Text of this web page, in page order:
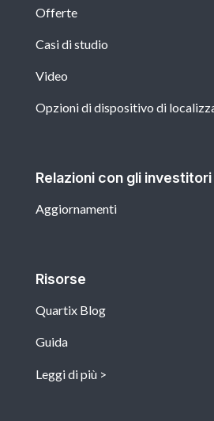
Offerte
Casi di studio
Video
Opzioni di dispositivo di
Relazioni con gli investitori
Aggiornamenti
Risorse
Quartix Blog
Guida
Leggi di più